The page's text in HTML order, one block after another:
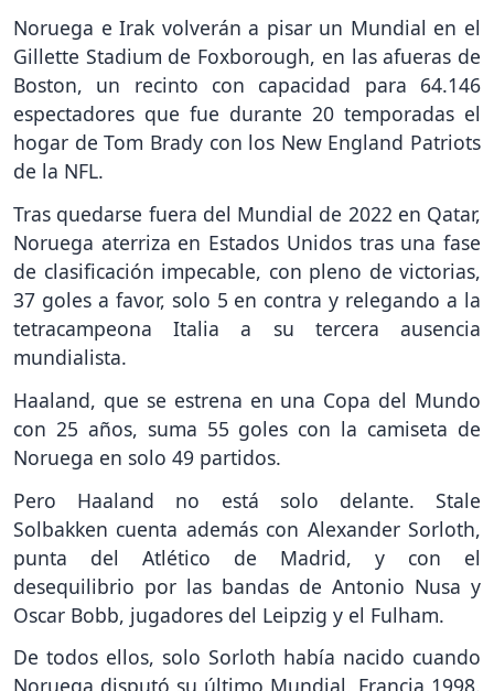
Noruega e Irak volverán a pisar un Mundial en el
Gillette Stadium de Foxborough, en las afueras de
Boston, un recinto con capacidad para 64.146
espectadores que fue durante 20 temporadas el
hogar de Tom Brady con los New England Patriots
de la NFL.
Tras quedarse fuera del Mundial de 2022 en Qatar,
Noruega aterriza en Estados Unidos tras una fase
de clasificación impecable, con pleno de victorias,
37 goles a favor, solo 5 en contra y relegando a la
tetracampeona Italia a su tercera ausencia
mundialista.
Haaland, que se estrena en una Copa del Mundo
con 25 años, suma 55 goles con la camiseta de
Noruega en solo 49 partidos.
Pero Haaland no está solo delante. Stale
Solbakken cuenta además con Alexander Sorloth,
punta del Atlético de Madrid, y con el
desequilibrio por las bandas de Antonio Nusa y
Oscar Bobb, jugadores del Leipzig y el Fulham.
De todos ellos, solo Sorloth había nacido cuando